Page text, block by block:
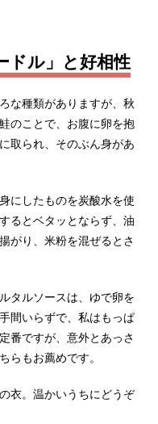
ドル」と好相性
な種類がありますが、秋
のことで、お腹に卵を抱
取られ、そのぶん身があ
にしたものを炭酸水を使
るとベタッとならず、油
がり、米粉を混ぜるとさ
タルソースは、ゆで卵を
間いらずで、私はもっぱ
番ですが、意外とあっさ
らもお薦めです。
衣。温かいうちにどうぞ